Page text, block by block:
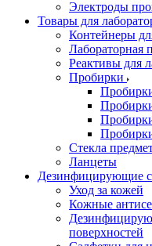
Электроды
Товары для
Контейнеры
Лабораторная
Реактивы для
Пробирки
Стекла
Ланцеты
Дезинфицирующие
Уход за кожей
Кожные
поверхностей